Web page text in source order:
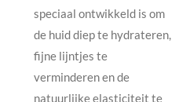
speciaal ontwikkeld is om
de huid diep te hydrateren,
fijne lijntjes te
verminderen en de
natuurlijke elasticiteit te